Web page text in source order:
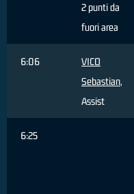
2 punti da
fuori area
6:06
VICO
Sebastian,
Assist
6:25